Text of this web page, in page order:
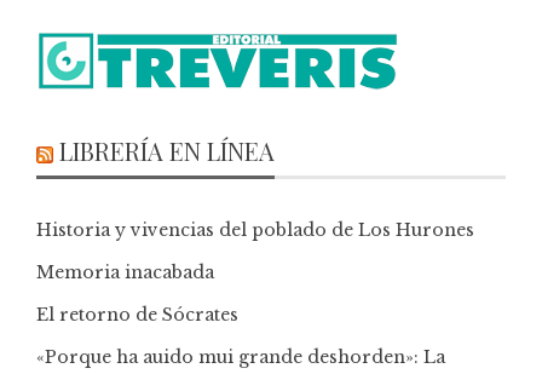
LIBRERÍA EN LÍNEA
Historia y vivencias del poblado de Los Hurones
Memoria inacabada
El retorno de Sócrates
«Porque ha auido mui grande deshorden»: La